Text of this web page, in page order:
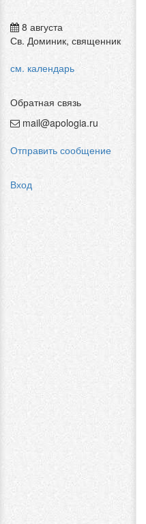
8 августа
Св. Доминик, священник
см. календарь
Обратная связь
mail@apologia.ru
Отправить сообщение
Вход